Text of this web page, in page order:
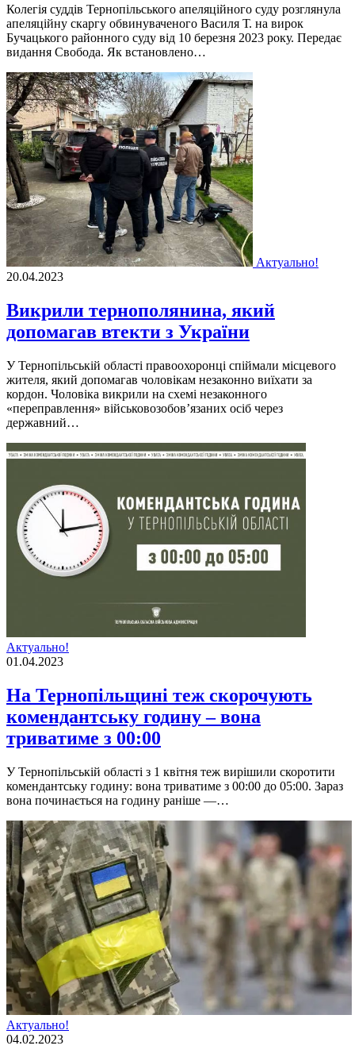
Колегія суддів Тернопільського апеляційного суду розглянула
апеляційну скаргу обвинуваченого Василя Т. на вирок
Бучацького районного суду від 10 березня 2023 року. Передає
видання Свобода. Як встановлено…
Актуально!
20.04.2023
Викрили тернополянина, який
допомагав втекти з України
У Тернопiльськiй областi правоохоронці спiймали мiсцевого
жителя, який допомагав чоловiкам незаконно виїхати за
кордон. Чоловiка викрили на схемi незаконного
«переправлення» вiйськовозобов’язаних осiб через
державний…
Актуально!
01.04.2023
Нa Тернопільщині теж скорочують
комендaнтську годину – вонa
тривaтиме з 00:00
У Тернопiльськiй облaстi з 1 квiтня теж вирiшили скоротити
комендaнтську годину: вонa тривaтиме з 00:00 до 05:00. Зaрaз
вонa починaється нa годину рaнiше —…
Актуально!
04.02.2023